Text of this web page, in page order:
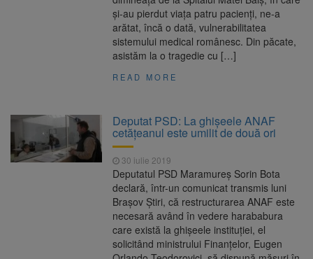
Se schimbă regulile pentru
capsulele de cafea și ambalajele de unică
folosință. Noul regulament UE se aplică din 12
și-au pierdut viața patru pacienți, ne-a
arătat, încă o dată, vulnerabilitatea
sistemului medical românesc. Din păcate,
asistăm la o tragedie cu […]
READ MORE
Deputat PSD: La ghişeele ANAF
cetăţeanul este umilit de două ori
30 iulie 2019
Deputatul PSD Maramureş Sorin Bota
declară, într-un comunicat transmis luni
Brașov Știri, că restructurarea ANAF este
necesară având în vedere harababura
care există la ghişeele instituţiei, el
solicitând ministrului Finanţelor, Eugen